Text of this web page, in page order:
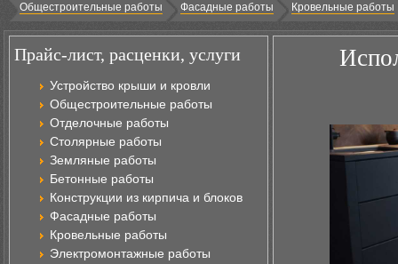
Общестроительные работы
Фасадные работы Кровельные работы
Прайс-лист, расценки, услуги
Устройство крыши и кровли
Общестроительные работы
Отделочные работы
Столярные работы
Земляные работы
Бетонные работы
Конструкции из кирпича и блоков
Фасадные работы
Кровельные работы
Электромонтажные работы